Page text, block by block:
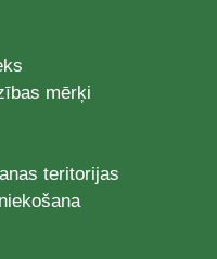
mērķi
teritorijas